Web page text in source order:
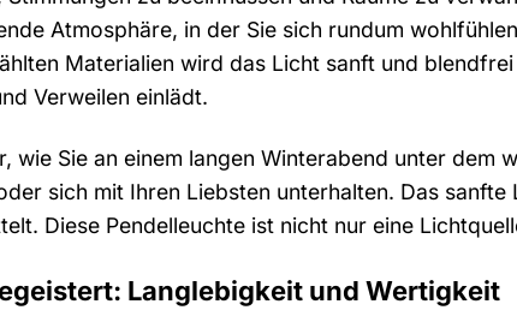
Atmosphäre, in der Sie sich rundum
Materialien wird das Licht sanft und
Verweilen einlädt.
wie Sie an einem langen Winterabend unter dem
sich mit Ihren Liebsten unterhalten. Das
Diese Pendelleuchte ist nicht nur eine
Langlebigkeit und Wertigkeit